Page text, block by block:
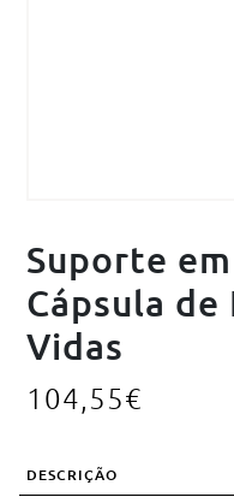
Suporte
Cápsula de
Vidas
104,55€
DESCRIÇÃO